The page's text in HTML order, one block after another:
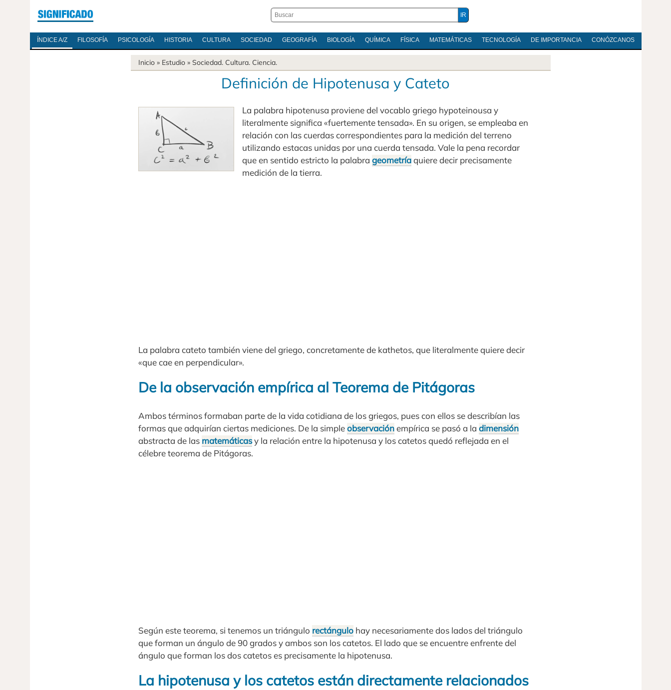
ÍNDICE A/Z FILOSOFÍA PSICOLOGÍA HISTORIA CULTURA SOCIEDAD GEOGRAFÍA BIOLOGÍA QUÍMICA FÍSICA MATEMÁTICAS TECNOLOGÍA DE IMPORTANCIA CONÓZCANOS
Inicio » Estudio » Sociedad. Cultura. Ciencia.
Definición de Hipotenusa y Cateto
La palabra hipotenusa proviene del vocablo griego hypoteinousa y
literalmente significa «fuertemente tensada». En su origen, se empleaba en
relación con las cuerdas correspondientes para la medición del terreno
utilizando estacas unidas por una cuerda tensada. Vale la pena recordar
que en sentido estricto la palabra geometríaquiere decir precisamente
medición de la tierra.
La palabra cateto también viene del griego, concretamente de kathetos, que literalmente quiere decir
«que cae en perpendicular».
De la observación empírica al Teorema de Pitágoras
Ambos términos formaban parte de la vida cotidiana de los griegos, pues con ellos se describían las
formas que adquirían ciertas mediciones. De la simpleobservaciónempírica se pasó a la dimensión
abstracta de las matemáticasy la relación entre la hipotenusa y los catetos quedó reflejada en el
célebre teorema de Pitágoras.
Según este teorema, si tenemos un triángulo rectángulo hay necesariamente dos lados del triángulo
que forman un ángulo de 90 grados y ambos son los catetos. El lado que se encuentre enfrente del
ángulo que forman los dos catetos es precisamente la hipotenusa.
La hipotenusa y los catetos están directamente relacionados